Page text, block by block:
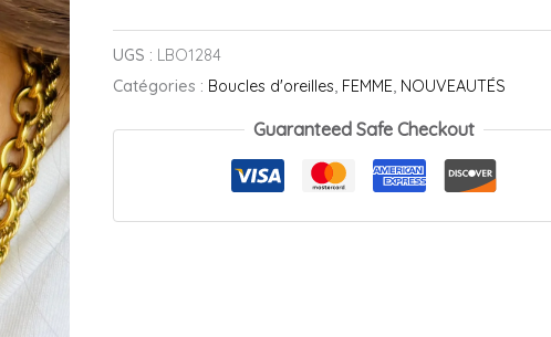
UGS : LBO1284
Catégories : Boucles d'oreilles, FEMME, NOUVEAUTÉS
Guaranteed Safe Checkout